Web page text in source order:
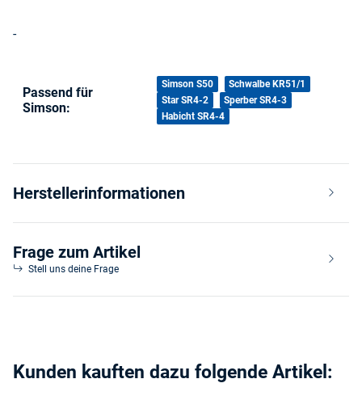
-
Produkteigenschaft
Wert
Passend für
Simson:
Simson S50
Schwalbe KR51/1
Star SR4-2
Sperber SR4-3
Habicht SR4-4
Herstellerinformationen
Frage zum Artikel
Stell uns deine Frage
Kunden kauften dazu folgende Artikel: